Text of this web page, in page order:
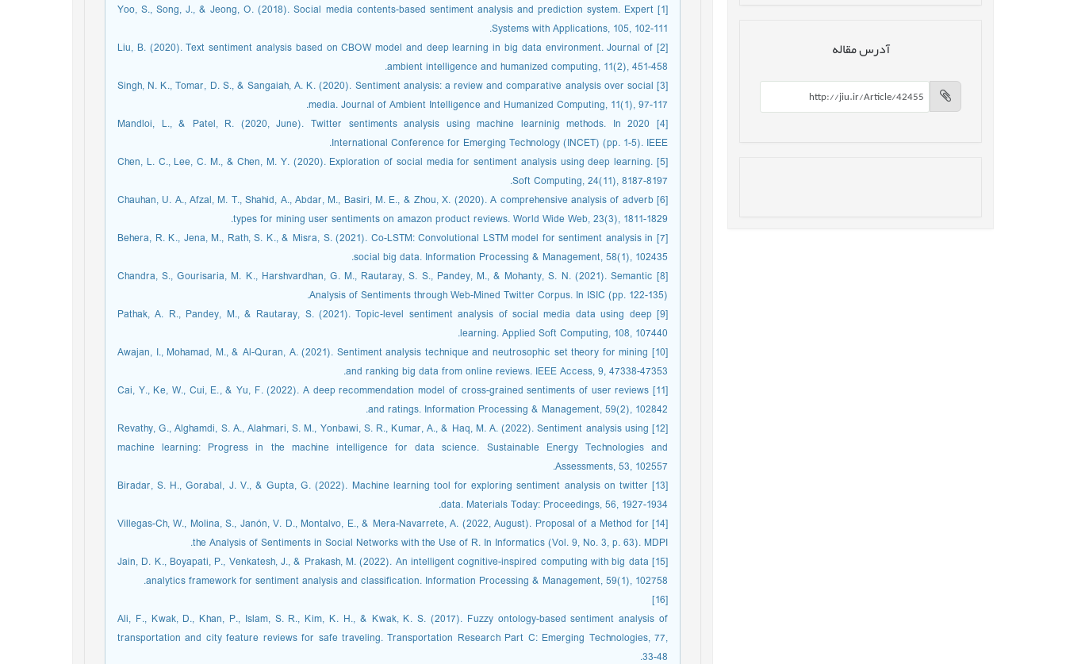
آدرس مقاله
[1] Yoo, S., Song, J., & Jeong, O. (2018). Social media contents-based sentiment analysis and prediction system. Expert
Systems with Applications, 105, 102-111.
[2] Liu, B. (2020). Text sentiment analysis based on CBOW model and deep learning in big data environment. Journal of
ambient intelligence and humanized computing, 11(2), 451-458.
[3] Singh, N. K., Tomar, D. S., & Sangaiah, A. K. (2020). Sentiment analysis: a review and comparative analysis over social
media. Journal of Ambient Intelligence and Humanized Computing, 11(1), 97-117.
[4] Mandloi, L., & Patel, R. (2020, June). Twitter sentiments analysis using machine learninig methods. In 2020
International Conference for Emerging Technology (INCET) (pp. 1-5). IEEE.
[5] Chen, L. C., Lee, C. M., & Chen, M. Y. (2020). Exploration of social media for sentiment analysis using deep learning.
Soft Computing, 24(11), 8187-8197.
[6] Chauhan, U. A., Afzal, M. T., Shahid, A., Abdar, M., Basiri, M. E., & Zhou, X. (2020). A comprehensive analysis of adverb
types for mining user sentiments on amazon product reviews. World Wide Web, 23(3), 1811-1829.
[7] Behera, R. K., Jena, M., Rath, S. K., & Misra, S. (2021). Co-LSTM: Convolutional LSTM model for sentiment analysis in
social big data. Information Processing & Management, 58(1), 102435.
[8] Chandra, S., Gourisaria, M. K., Harshvardhan, G. M., Rautaray, S. S., Pandey, M., & Mohanty, S. N. (2021). Semantic
Analysis of Sentiments through Web-Mined Twitter Corpus. In ISIC (pp. 122-135).
[9] Pathak, A. R., Pandey, M., & Rautaray, S. (2021). Topic-level sentiment analysis of social media data using deep
learning. Applied Soft Computing, 108, 107440.
[10] Awajan, I., Mohamad, M., & Al-Quran, A. (2021). Sentiment analysis technique and neutrosophic set theory for mining
and ranking big data from online reviews. IEEE Access, 9, 47338-47353.
[11] Cai, Y., Ke, W., Cui, E., & Yu, F. (2022). A deep recommendation model of cross-grained sentiments of user reviews
and ratings. Information Processing & Management, 59(2), 102842.
[12] Revathy, G., Alghamdi, S. A., Alahmari, S. M., Yonbawi, S. R., Kumar, A., & Haq, M. A. (2022). Sentiment analysis using
machine learning: Progress in the machine intelligence for data science. Sustainable Energy Technologies and
Assessments, 53, 102557.
[13] Biradar, S. H., Gorabal, J. V., & Gupta, G. (2022). Machine learning tool for exploring sentiment analysis on twitter
data. Materials Today: Proceedings, 56, 1927-1934.
[14] Villegas-Ch, W., Molina, S., Janón, V. D., Montalvo, E., & Mera-Navarrete, A. (2022, August). Proposal of a Method for
the Analysis of Sentiments in Social Networks with the Use of R. In Informatics (Vol. 9, No. 3, p. 63). MDPI.
[15] Jain, D. K., Boyapati, P., Venkatesh, J., & Prakash, M. (2022). An intelligent cognitive-inspired computing with big data
analytics framework for sentiment analysis and classification. Information Processing & Management, 59(1), 102758.
[16]
Ali, F., Kwak, D., Khan, P., Islam, S. R., Kim, K. H., & Kwak, K. S. (2017). Fuzzy ontology-based sentiment analysis of
transportation and city feature reviews for safe traveling. Transportation Research Part C: Emerging Technologies, 77,
33-48.